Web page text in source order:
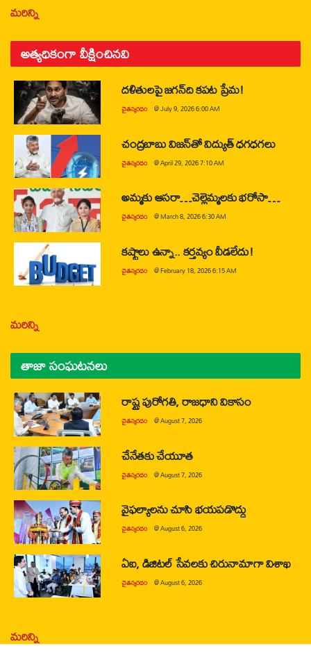
మరిన్ని
అత్యధికంగా వీక్షించినవి
దళితులపై జగన్‌ది కపట ప్రేమ!
చైతన్యరధం @July 9, 2026 6:00 AM
చంద్రబాబు విజన్‌తో విద్యుత్ ధగధగలు
చైతన్యరధం @April 29, 2026 7:10 AM
అమ్మకు ఆసరా…చెల్లెమ్మలకు భరోసా…
చైతన్యరధం @March 8, 2026 6:30 AM
కష్టాలు ఉన్నా.. కర్తవ్యం వీడలేదు!
చైతన్యరధం @February 18, 2026 6:15 AM
మరిన్ని
తాజా సంఘటనలు
రాష్ట్ర పురోగతి, రాజధాని వికాసం
చైతన్యరధం @August 7, 2026
చేనేతకు చేయూత
చైతన్యరధం @August 7, 2026
వైఫల్యాలను చూసి భయపడొద్దు
చైతన్యరధం @August 6, 2026
ఏఐ, డిజిటల్ సేవలకు చిరునామాగా విశాఖ
చైతన్యరధం @August 6, 2026
మరిన్ని